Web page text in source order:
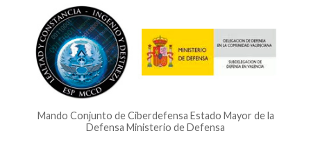
Mando Conjunto de Ciberdefensa Estado Mayor de la
Defensa Ministerio de Defensa